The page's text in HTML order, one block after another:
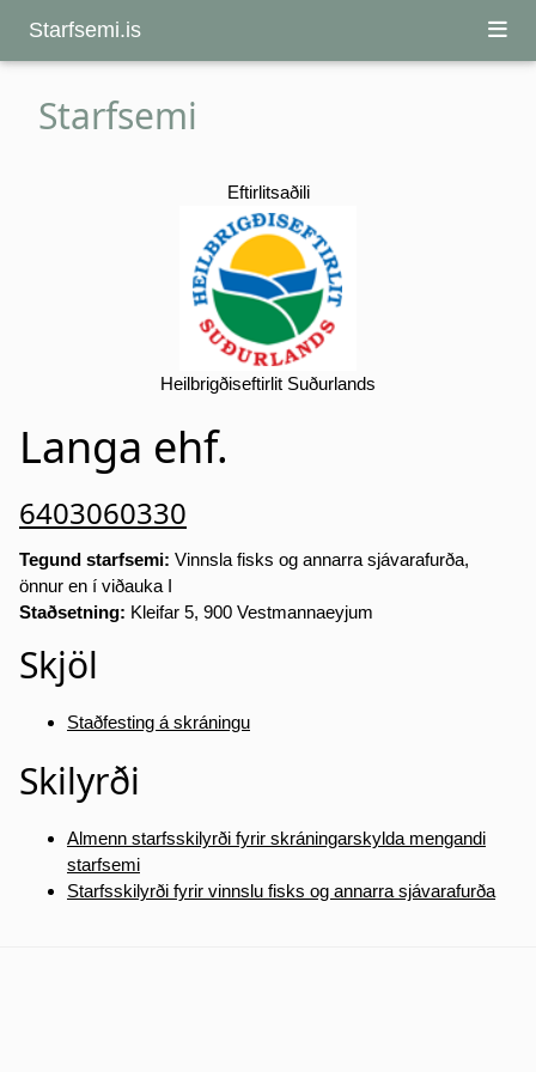
Starfsemi.is
Starfsemi
Eftirlitsaðili
Heilbrigðiseftirlit Suðurlands
Langa ehf.
6403060330
Tegund starfsemi: Vinnsla fisks og annarra sjávarafurða,
önnur en í viðauka I
Staðsetning: Kleifar 5, 900 Vestmannaeyjum
Skjöl
Staðfesting á skráningu
Skilyrði
Almenn starfsskilyrði fyrir skráningarskylda mengandi
starfsemi
Starfsskilyrði fyrir vinnslu fisks og annarra sjávarafurða